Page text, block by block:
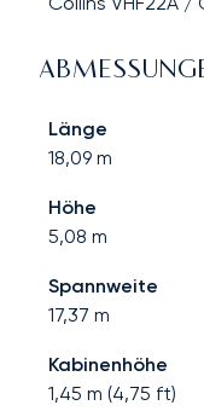
Länge
18,09 m
Höhe
5,08 m
Spannweite
17,37 m
Kabinenhöhe
1,45 m (4,75 ft)